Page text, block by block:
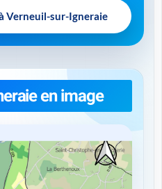
Verneuil-sur-Igneraie
en image